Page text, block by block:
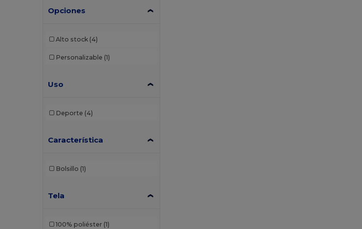
Opciones
Alto stock (4)
Personalizable (1)
Uso
Deporte (4)
Característica
Bolsillo (1)
Tela
100% poliéster (1)